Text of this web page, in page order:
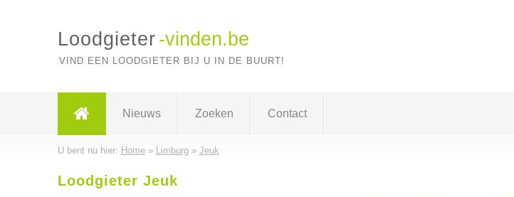
Loodgieter -vinden.be
VIND EEN LOODGIETER BIJ U IN DE BUURT!
Nieuws Zoeken Contact
U bent nu hier: Home» Limburg» Jeuk
Loodgieter Jeuk